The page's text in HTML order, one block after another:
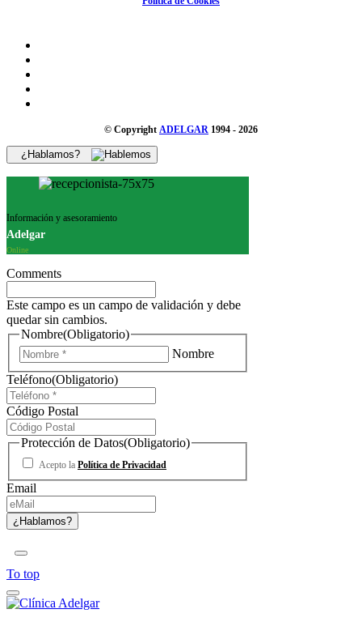
© Copyright ADELGAR 1994 - 2026
¿Hablamos?
Información y asesoramiento
Adelgar
Online
Comments
Este campo es un campo de validación y debe
quedar sin cambios.
Nombre(Obligatorio)
Nombre
Teléfono(Obligatorio)
Código Postal
Protección de Datos(Obligatorio)
Acepto la Política de Privacidad
Email
To top